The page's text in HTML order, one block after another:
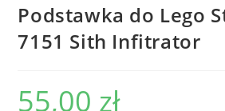
Podstawka do Lego
7151 Sith Infitrator
55,00 zł